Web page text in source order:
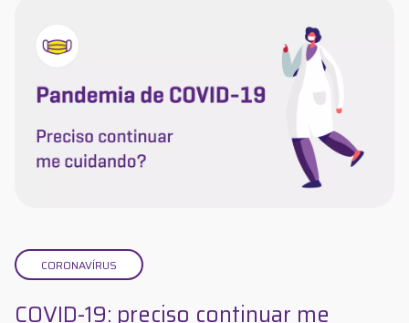
CORONAVÍRUS
COVID-19: preciso continuar me